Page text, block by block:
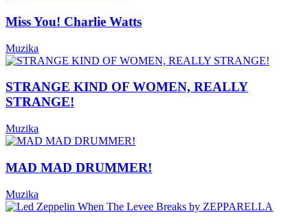
Miss You! Charlie Watts
Muzika
STRANGE KIND OF WOMEN, REALLY
STRANGE!
Muzika
MAD MAD DRUMMER!
Muzika